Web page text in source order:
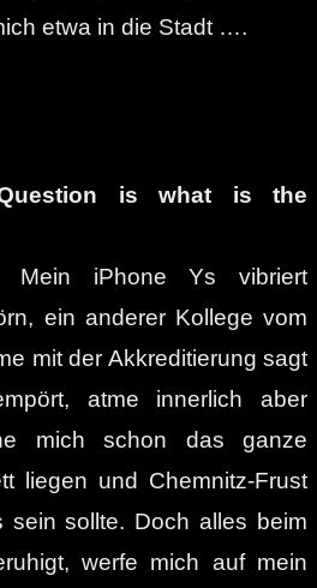
etwa in die Stadt ….
is what is the
Mein iPhone Ys vibriert
ein anderer Kollege vom
mit der Akkreditierung sagt
atme innerlich aber
mich schon das ganze
liegen und Chemnitz-Frust
sollte. Doch alles beim
werfe mich auf mein